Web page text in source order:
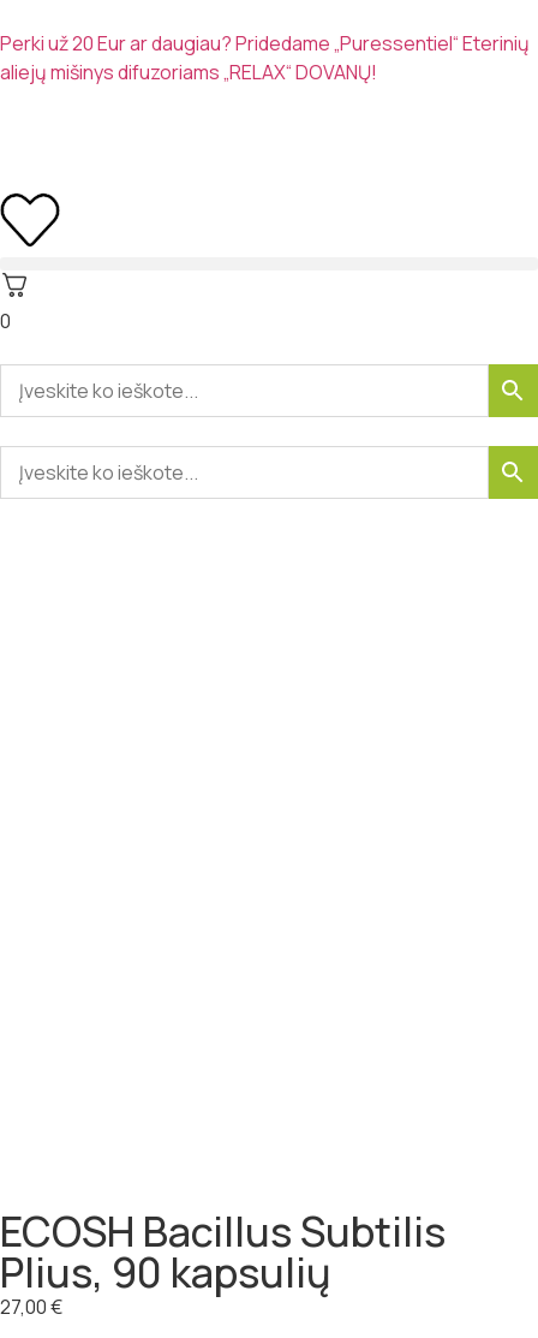
Perki už 20 Eur ar daugiau? Pridedame „Puressentiel“ Eterinių
aliejų mišinys difuzoriams „RELAX“ DOVANŲ!
0
ECOSH Bacillus Subtilis
Plius, 90 kapsulių
27,00€